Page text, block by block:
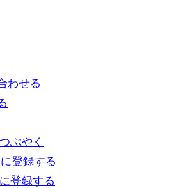
わせる
ぶやく
登録する
登録する